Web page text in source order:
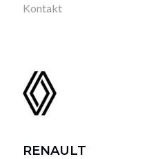
Kontakt
RENAULT